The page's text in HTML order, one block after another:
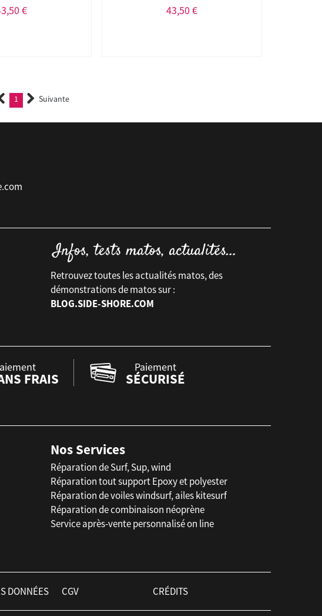
€
43,50 €
1 (current)Suivante
Retrouvez toutes les actualités matos, des
démonstrations de matos sur :
BLOG.SIDE-SHORE.COM
FRAIS
Paiement
SÉCURISÉ
Nos Services
Réparation de Surf, Sup, wind
Réparation tout support Epoxy et polyester
Réparation de voiles windsurf, ailes kitesurf
Réparation de combinaison néoprène
Service après-vente personnalisé on line
DONNÉES CGV CRÉDITS